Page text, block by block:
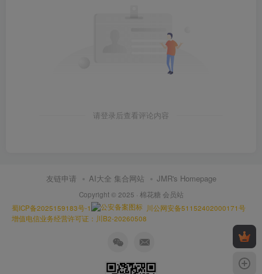
请登录后查看评论内容
友链申请 AI大全 集合网站 JMR's Homepage
Copyright © 2025 · 棉花糖 会员站
蜀ICP备2025159183号-1
川公网安备51152402000171号
增值电信业务经营许可证：川B2-20260508